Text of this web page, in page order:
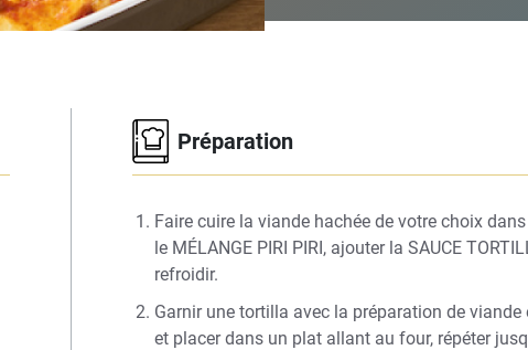
Préparation
Faire cuire la viande hachée de votre choix
le MÉLANGE PIRI PIRI, ajouter la SAUCE
refroidir.
Garnir une tortilla avec la préparation de
et placer dans un plat allant au four, répéter